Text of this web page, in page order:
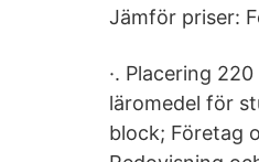
Jämför priser:
·. Placering
läromedel för
block; Företag